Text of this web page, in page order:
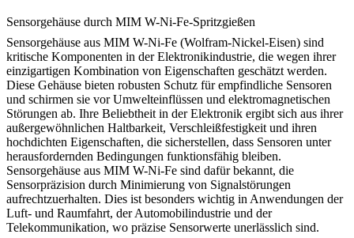
Sensorgehäuse durch MIM W-Ni-Fe-Spritzgießen
Sensorgehäuse aus MIM W-Ni-Fe (Wolfram-Nickel-Eisen) sind
kritische Komponenten in der Elektronikindustrie, die wegen ihrer
einzigartigen Kombination von Eigenschaften geschätzt werden.
Diese Gehäuse bieten robusten Schutz für empfindliche Sensoren
und schirmen sie vor Umwelteinflüssen und elektromagnetischen
Störungen ab. Ihre Beliebtheit in der Elektronik ergibt sich aus ihrer
außergewöhnlichen Haltbarkeit, Verschleißfestigkeit und ihren
hochdichten Eigenschaften, die sicherstellen, dass Sensoren unter
herausfordernden Bedingungen funktionsfähig bleiben.
Sensorgehäuse aus MIM W-Ni-Fe sind dafür bekannt, die
Sensorpräzision durch Minimierung von Signalstörungen
aufrechtzuerhalten. Dies ist besonders wichtig in Anwendungen der
Luft- und Raumfahrt, der Automobilindustrie und der
Telekommunikation, wo präzise Sensorwerte unerlässlich sind.